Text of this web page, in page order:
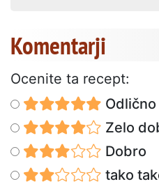
Komentarji
Ocenite ta recept:
Odlično
Zelo
Dobro
tako